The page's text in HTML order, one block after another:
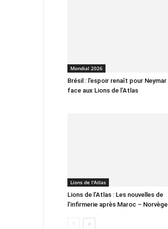
Mondial 2026
Brésil : l’espoir renaît pour Neymar
face aux Lions de l’Atlas
Lions de l'Atlas
Lions de l’Atlas : Les nouvelles de
l’infirmerie après Maroc – Norvège